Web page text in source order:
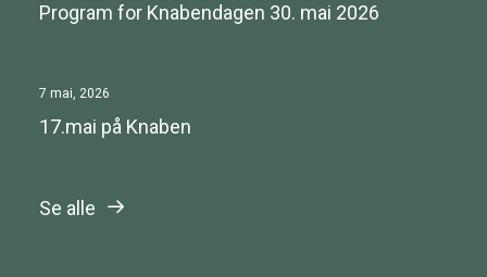
Program for Knabendagen 30. mai 2026
7 mai, 2026
17.mai på Knaben
Se alle